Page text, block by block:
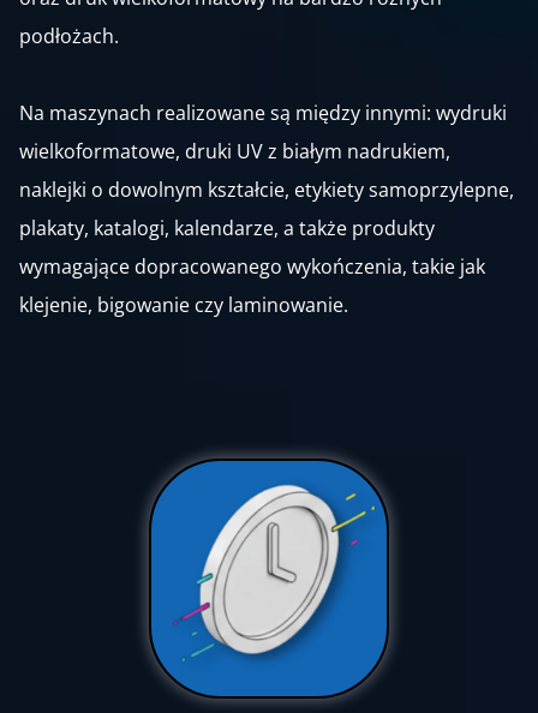
podłożach.
Na maszynach realizowane są między innymi: wydruki
wielkoformatowe, druki UV z białym nadrukiem,
naklejki o dowolnym kształcie, etykiety samoprzylepne,
plakaty, katalogi, kalendarze, a także produkty
wymagające dopracowanego wykończenia, takie jak
klejenie, bigowanie czy laminowanie.